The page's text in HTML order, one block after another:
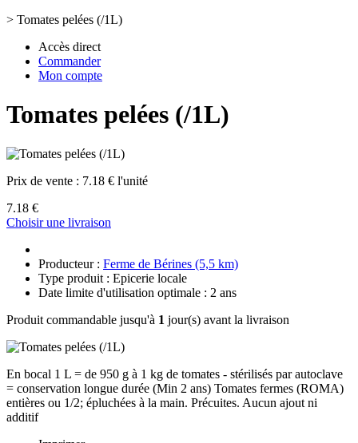
> Tomates pelées (/1L)
Accès direct
Commander
Mon compte
Tomates pelées (/1L)
Prix de vente : 7.18 € l'unité
7.18 €
Choisir une livraison
Producteur : Ferme de Bérines (5,5 km)
Type produit : Epicerie locale
Date limite d'utilisation optimale : 2 ans
Produit commandable jusqu'à 1 jour(s) avant la livraison
En bocal 1 L = de 950 g à 1 kg de tomates - stérilisés par autoclave
= conservation longue durée (Min 2 ans) Tomates fermes (ROMA)
entières ou 1/2; épluchées à la main. Précuites. Aucun ajout ni
additif